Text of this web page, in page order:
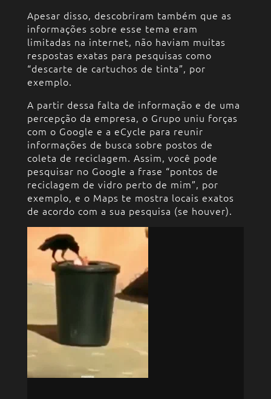
Apesar disso, descobriram também que as
informações sobre esse tema eram
limitadas na internet, não haviam muitas
respostas exatas para pesquisas como
“descarte de cartuchos de tinta”, por
exemplo.
A partir dessa falta de informação e de uma
percepção da empresa, o Grupo uniu forças
com o Google e a eCycle para reunir
informações de busca sobre postos de
coleta de reciclagem. Assim, você pode
pesquisar no Google a frase “pontos de
reciclagem de vidro perto de mim”, por
exemplo, e o Maps te mostra locais exatos
de acordo com a sua pesquisa (se houver).